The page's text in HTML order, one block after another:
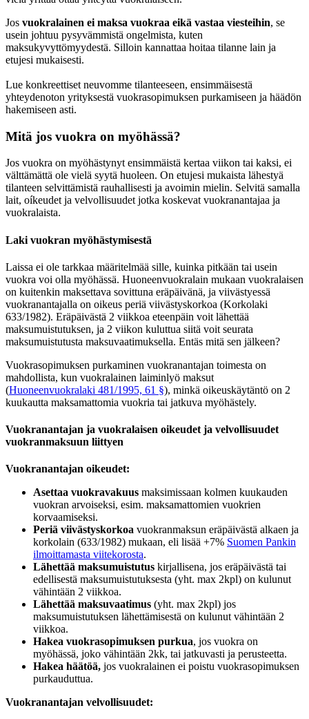
Jos vuokralainen ei maksa vuokraa eikä vastaa viesteihin, se
usein johtuu pysyvämmistä ongelmista, kuten
maksukyvyttömyydestä. Silloin kannattaa hoitaa tilanne lain ja
etujesi mukaisesti.
Lue konkreettiset neuvomme tilanteeseen, ensimmäisestä
yhteydenoton yrityksestä vuokrasopimuksen purkamiseen ja häädön
hakemiseen asti.
Mitä jos vuokra on myöhässä?
Jos vuokra on myöhästynyt ensimmäistä kertaa viikon tai kaksi, ei
välttämättä ole vielä syytä huoleen. On etujesi mukaista lähestyä
tilanteen selvittämistä rauhallisesti ja avoimin mielin. Selvitä samalla
lait, oíkeudet ja velvollisuudet jotka koskevat vuokranantajaa ja
vuokralaista.
Laki vuokran myöhästymisestä
Laissa ei ole tarkkaa määritelmää sille, kuinka pitkään tai usein
vuokra voi olla myöhässä. Huoneenvuokralain mukaan vuokralaisen
on kuitenkin maksettava sovittuna eräpäivänä, ja viivästyessä
vuokranantajalla on oikeus periä viivästyskorkoa (Korkolaki
633/1982). Eräpäivästä 2 viikkoa eteenpäin voit lähettää
maksumuistutuksen, ja 2 viikon kuluttua siitä voit seurata
maksumuistutusta maksuvaatimuksella. Entäs mitä sen jälkeen?
Vuokrasopimuksen purkaminen vuokranantajan toimesta on
mahdollista, kun vuokralainen laiminlyö maksut
(Huoneenvuokralaki 481/1995, 61 §), minkä oikeuskäytäntö on 2
kuukautta maksamattomia vuokria tai jatkuva myöhästely.
Vuokranantajan ja vuokralaisen oikeudet ja velvollisuudet
vuokranmaksuun liittyen
Vuokranantajan oikeudet:
Asettaa vuokravakuus maksimissaan kolmen kuukauden
vuokran arvoiseksi, esim. maksamattomien vuokrien
korvaamiseksi.
Periä viivästyskorkoa vuokranmaksun eräpäivästä alkaen ja
korkolain (633/1982) mukaan, eli lisää +7% Suomen Pankin
ilmoittamasta viitekorosta.
Lähettää maksumuistutus kirjallisena, jos eräpäivästä tai
edellisestä maksumuistutuksesta (yht. max 2kpl) on kulunut
vähintään 2 viikkoa.
Lähettää maksuvaatimus (yht. max 2kpl) jos
maksumuistutuksen lähettämisestä on kulunut vähintään 2
viikkoa.
Hakea vuokrasopimuksen purkua, jos vuokra on
myöhässä, joko vähintään 2kk, tai jatkuvasti ja perusteetta.
Hakea häätöä, jos vuokralainen ei poistu vuokrasopimuksen
purkauduttua.
Vuokranantajan velvollisuudet: